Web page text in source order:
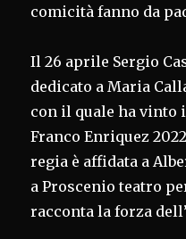
comicità fanno da
Il 26 aprile Sergio
dedicato a Maria
con il quale ha vinto
Franco Enriquez
regia è affidata a
a Proscenio teatro
racconta la forza